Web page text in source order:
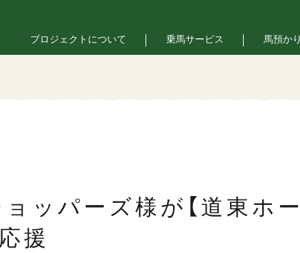
プロジェクトについて 乗馬サービス 馬預か
ッパーズ様が【道東ホ
援